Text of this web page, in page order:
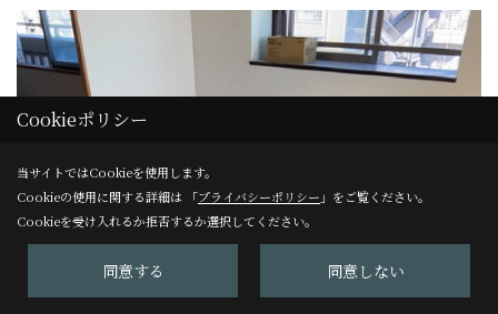
Cookieポリシー
当サイトではCookieを使用します。
Cookieの使用に関する詳細は 「プライバシーポリシー 」をご覧ください。
Cookieを受け入れるか拒否するか選択してください。
同意する 同意しない